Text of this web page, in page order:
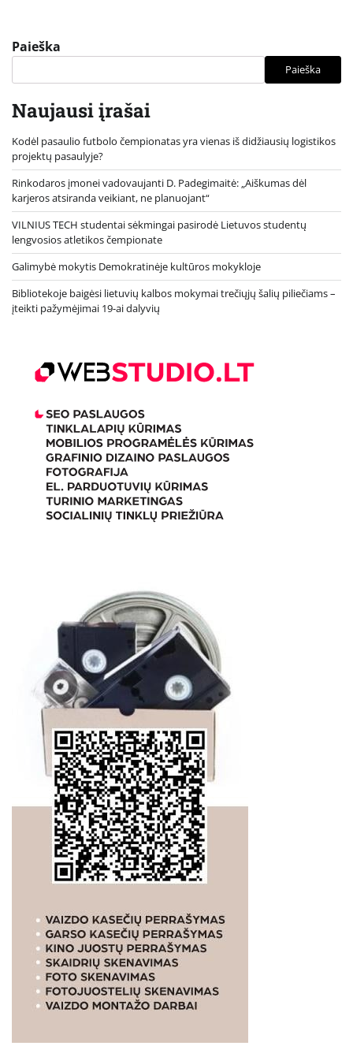
Paieška
Paieška
Naujausi įrašai
Kodėl pasaulio futbolo čempionatas yra vienas iš didžiausių logistikos
projektų pasaulyje?
Rinkodaros įmonei vadovaujanti D. Padegimaitė: „Aiškumas dėl
karjeros atsiranda veikiant, ne planuojant“
VILNIUS TECH studentai sėkmingai pasirodė Lietuvos studentų
lengvosios atletikos čempionate
Galimybė mokytis Demokratinėje kultūros mokykloje
Bibliotekoje baigėsi lietuvių kalbos mokymai trečiųjų šalių piliečiams –
įteikti pažymėjimai 19-ai dalyvių